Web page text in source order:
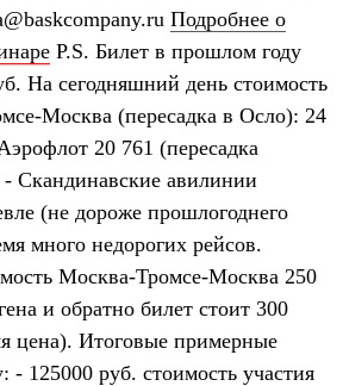
Подробнее о
P.S. Билет в прошлом году
На сегодняшний день стоимость
Москва (пересадка в Осло): 24
20 761 (пересадка
Скандинавские авилинии
(не дороже прошлогоднего
много недорогих рейсов.
Москва-Тромсе-Москва 250
и обратно билет стоит 300
цена). Итоговые примерные
- 125000 руб. стоимость участия